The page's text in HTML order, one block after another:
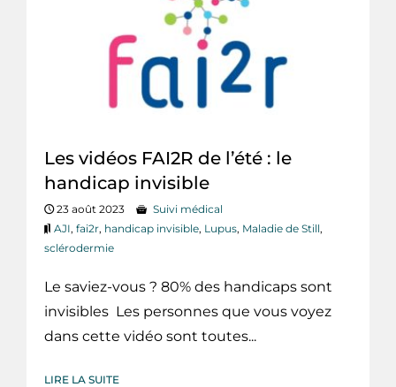
Les vidéos FAI2R de l’été : le
handicap invisible
23 août 2023
Suivi médical
AJI, fai2r, handicap invisible, Lupus, Maladie de Still,
sclérodermie
Le saviez-vous ? 80% des handicaps sont
invisibles Les personnes que vous voyez
dans cette vidéo sont toutes...
LIRE LA SUITE